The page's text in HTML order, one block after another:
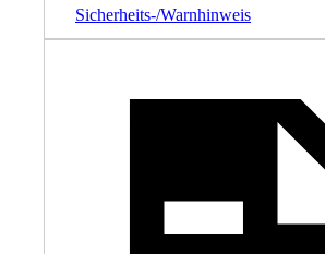
Sicherheits-/Warnhinweis